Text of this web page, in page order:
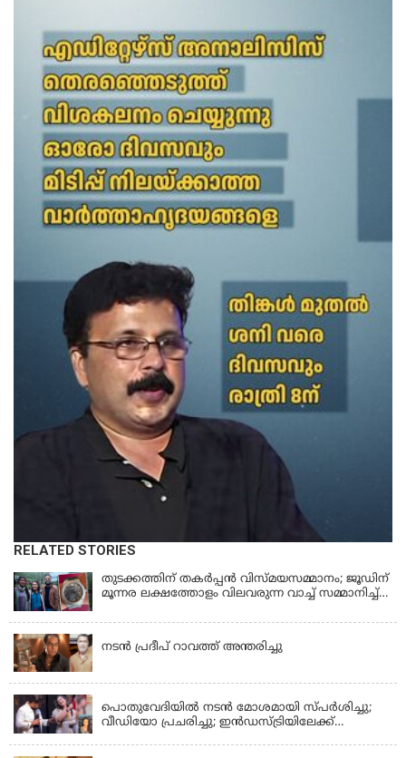
RELATED STORIES
തുടക്കത്തിന് തകർപ്പൻ വിസ്മയസമ്മാനം; ജൂഡിന്
മൂന്നര ലക്ഷത്തോളം വിലവരുന്ന വാച്ച് സമ്മാനിച്ച്
നടൻ പ്രദീപ് റാവത്ത് അന്തരിച്ചു
പൊതുവേദിയില്‍ നടന്‍ മോശമായി സ്പര്‍ശിച്ചു;
വീഡിയോ പ്രചരിച്ചു; ഇന്‍ഡസ്ട്രിയിലേക്ക്